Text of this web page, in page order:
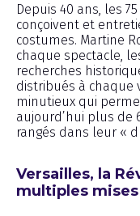
Depuis 40 ans, les
conçoivent et
costumes. Martine
chaque spectacle,
recherches
distribués à chaque
minutieux qui
aujourd’hui plus de
rangés dans leur «
Versailles, la
multiples